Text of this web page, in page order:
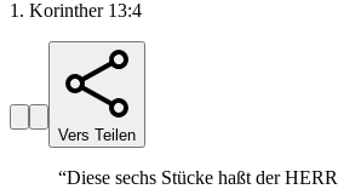
1. Korinther 13:4
Vers Teilen
“Diese sechs Stücke haßt der